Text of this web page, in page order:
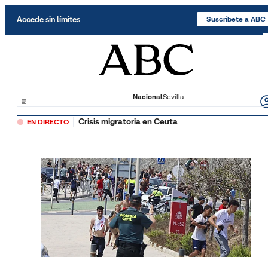
Accede sin límites Suscríbete a ABC
NacionalSevilla
EN DIRECTO Crisis migratoria en Ceuta